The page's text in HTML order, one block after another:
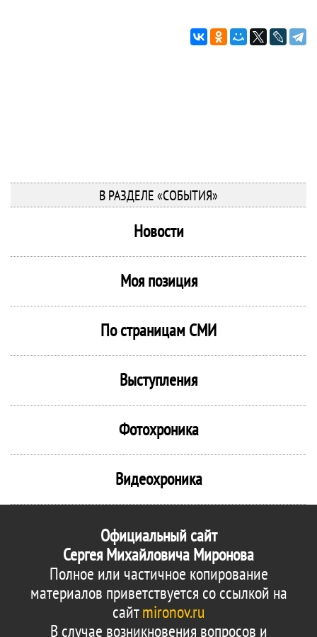
В РАЗДЕЛЕ «СОБЫТИЯ»
Новости
Моя позиция
По страницам СМИ
Выступления
Фотохроника
Видеохроника
Официальный сайт
Сергея Михайловича Миронова
Полное или частичное копирование
материалов приветствуется со ссылкой на
сайтmironov.ru
В случае возникновения вопросов и